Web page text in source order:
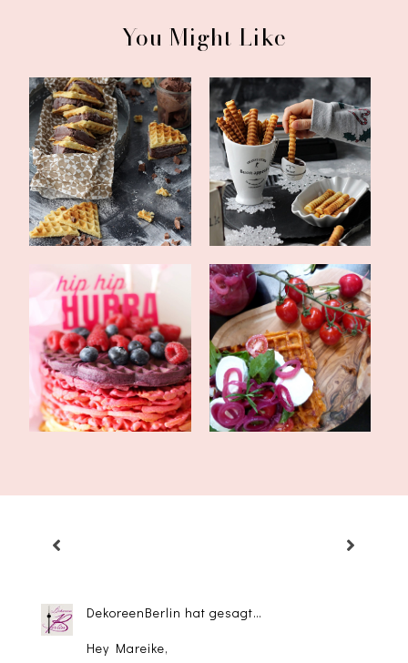
You Might Like
selbstgemachte Eis-
Sandwiches mit S...
Waffelpommes mit
Lebkuchen-Schoko-S...
Ombre Waffeltörtchen
zum Valentinst...
Pizzawaffeln mit pinken
Zwiebeln, e...
DekoreenBerlin hat gesagt…
Hey Mareike,